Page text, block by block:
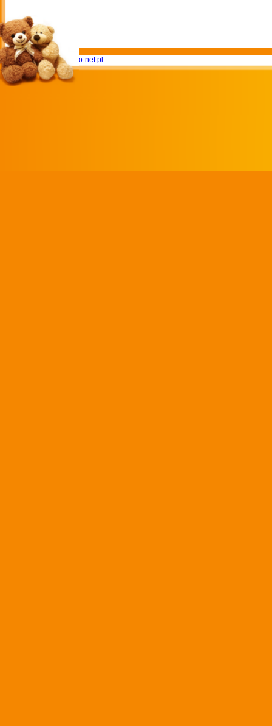
Projekt i wykonanie expo-net.pl